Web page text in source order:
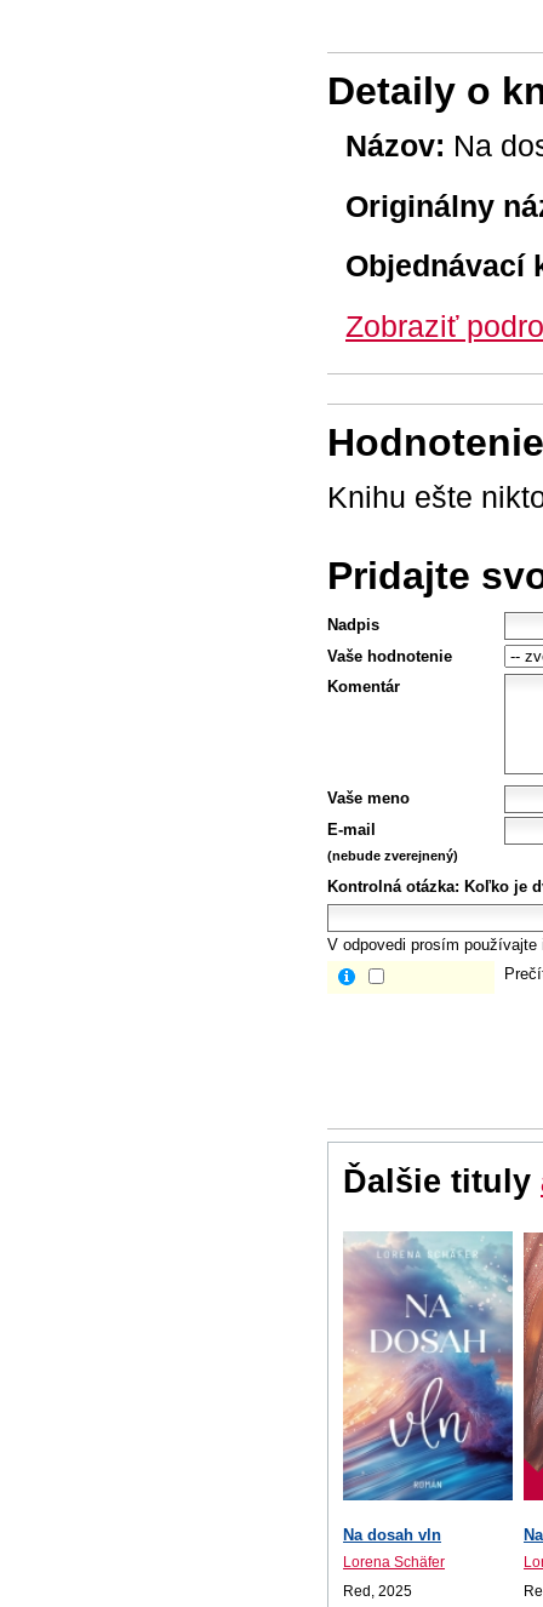
Detaily o
Názov: Na
Originálny
Objednávací
Zobraziť
Knihu ešte
Pridajte
Nadpis
Vaše hodnotenie
Komentár
Vaše meno
E-mail
(nebude zverejnený)
Kontrolná otázka: Koľko je
V odpovedi prosím
Ďalšie tituly
Na dosah vln
Lorena Schäfer
Red, 2025